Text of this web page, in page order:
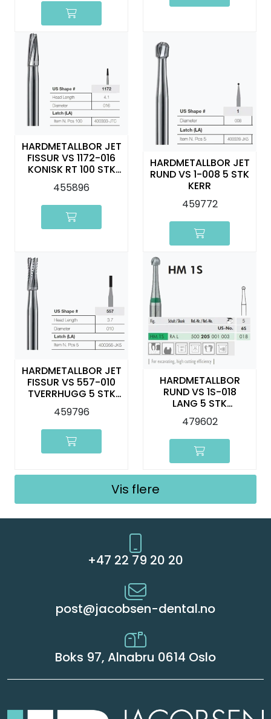
HARDMETALLBOR JET
FISSUR VS 1172-016
KONISK RT 100 STK
KERR
455896
HARDMETALLBOR JET
RUND VS 1-008 5 STK
KERR
459772
HARDMETALLBOR JET
FISSUR VS 557-010
TVERRHUGG 5 STK
KERR
459796
HARDMETALLBOR
RUND VS 1S-018
LANG 5 STK
MEISINGER
479602
Vis flere
+47 22 79 20 20
post@jacobsen-dental.no
Boks 97, Alnabru 0614 Oslo